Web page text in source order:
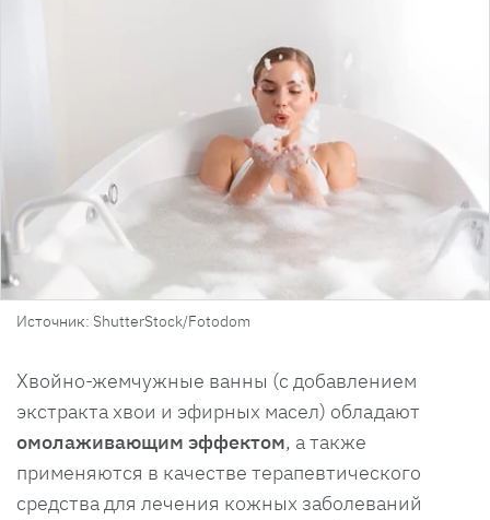
Источник: ShutterStock/Fotodom
Хвойно-жемчужные ванны (с добавлением
экстракта хвои и эфирных масел) обладают
омолаживающим эффектом, а также
применяются в качестве терапевтического
средства для лечения кожных заболеваний